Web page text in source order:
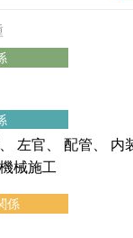
左官 配管
内
械施工
係